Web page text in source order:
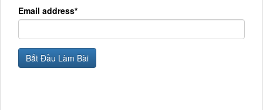
Email address*
Bắt Đầu Làm Bài